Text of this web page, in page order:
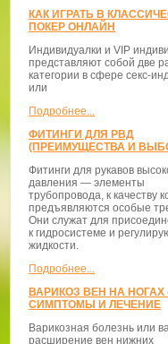
КАК ИГРАТЬ В
ПОКЕР ОНЛАЙН
Индивидуалки и VIP
представляют собой две
категории в сфере секс-
или
Подробнее...
ФИТИНГИ ДЛЯ РВД
(ПРЕИМУЩЕСТВА И
Фитинги для рукавов
давления — элементы
трубопровода, к качеству
предъявляются особые
Они служат для
к гидросистеме и
жидкости.
Подробнее...
ВАРИКОЗ ВЕН НА НОГАХ
СИМПТОМЫ И ЛЕЧЕНИЕ
Варикозная болезнь или
расширение вен нижних